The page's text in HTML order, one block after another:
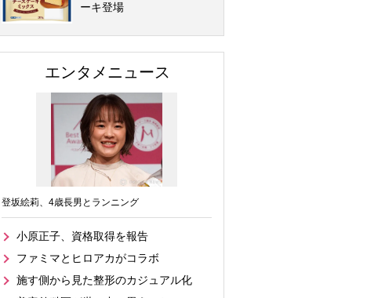
ーキ登場
エンタメニュース
登坂絵莉、4歳長男とランニング
小原正子、資格取得を報告
ファミマとヒロアカがコラボ
施す側から見た整形のカジュアル化